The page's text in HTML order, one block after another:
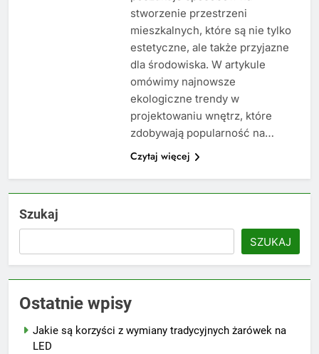
stworzenie przestrzeni
mieszkalnych, które są nie tylko
estetyczne, ale także przyjazne
dla środowiska. W artykule
omówimy najnowsze
ekologiczne trendy w
projektowaniu wnętrz, które
zdobywają popularność na…
Czytaj więcej
Szukaj
SZUKAJ
Ostatnie wpisy
Jakie są korzyści z wymiany tradycyjnych żarówek na
LED